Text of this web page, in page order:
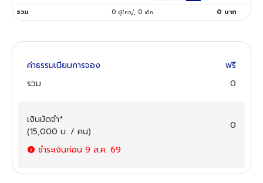
รวม
0 ผู้ใหญ่, 0 เด็ก 0 บาท
ค่าธรรมเนียมการจอง
ฟรี
รวม
0
เงินมัดจำ*
(15,000 บ. / คน)
0
ชำระเงินก่อน 9 ส.ค. 69